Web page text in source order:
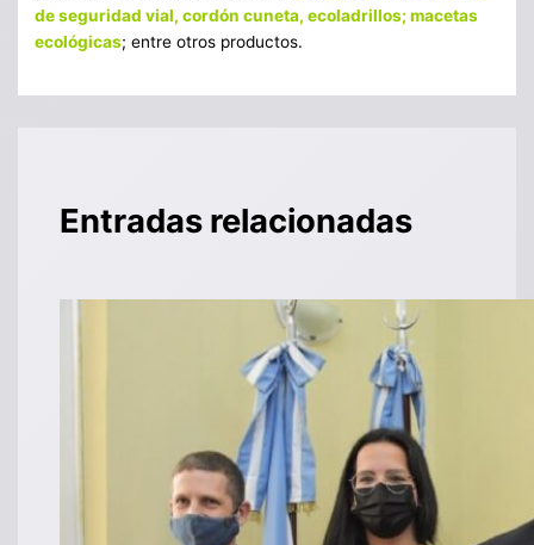
de seguridad vial, cordón cuneta, ecoladrillos; macetas
ecológicas; entre otros productos.
Entradas relacionadas